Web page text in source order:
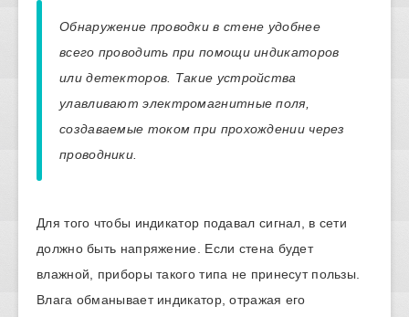
Обнаружение проводки в стене удобнее
всего проводить при помощи индикаторов
или детекторов. Такие устройства
улавливают электромагнитные поля,
создаваемые током при прохождении через
проводники.
Для того чтобы индикатор подавал сигнал, в сети
должно быть напряжение. Если стена будет
влажной, приборы такого типа не принесут пользы.
Влага обманывает индикатор, отражая его